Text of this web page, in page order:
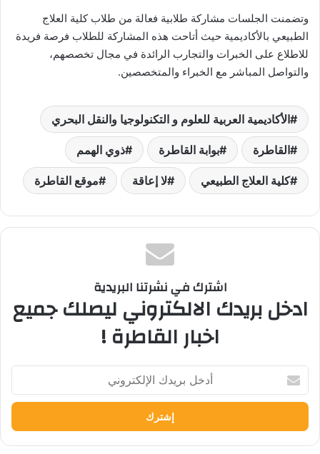
وتضمنت الجلسات مشاركة طلابية فعالة من طلاب كلية العلاج
الطبيعي بالأكاديمية حيث أتاحت هذه المشاركة للطلاب فرصة فريدة
للاطلاع على الخبرات والتجارب الرائدة في مجال تخصصهم،
والتواصل المباشر مع الخبراء والمتخصصين.
الأكاديمية العربية للعلوم و التكنولوجيا والنقل البحري
القاطرة بوابة القاطرة ذوي الهمم
كلية العلاج الطبيعي لا إعاقة موقع القاطرة
اشترك في نشرتنا البريدية
ادخل بريدك الالكتروني ليصلك جميع
اخبار القاطرة !
بريدك
الإلكتروني